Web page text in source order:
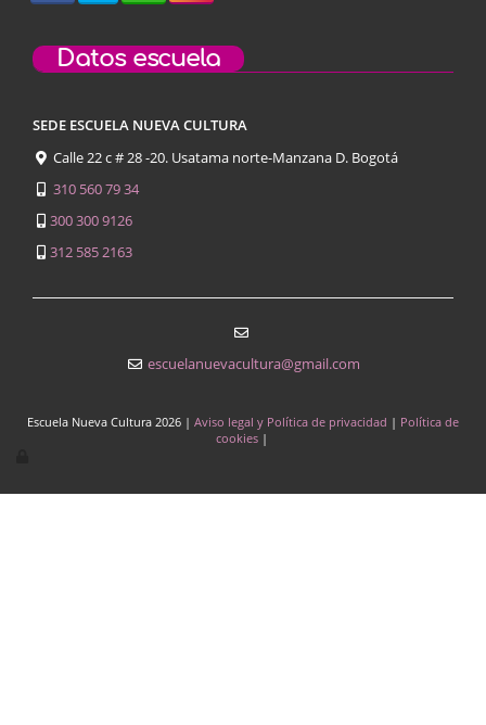
Datos escuela
SEDE ESCUELA NUEVA CULTURA
Calle 22 c # 28 -20. Usatama norte-Manzana D. Bogotá
310 560 79 34
300 300 9126
312 585 2163
escuelanuevacultura@gmail.com
Escuela Nueva Cultura 2026 | Aviso legal y Política de privacidad | Política de
cookies|